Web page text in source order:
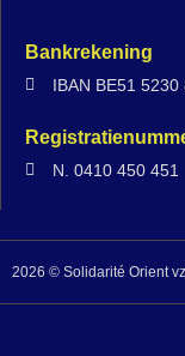
Bankrekening
IBAN BE51
N. 0410 450 451
2026 © Solidarité Orient